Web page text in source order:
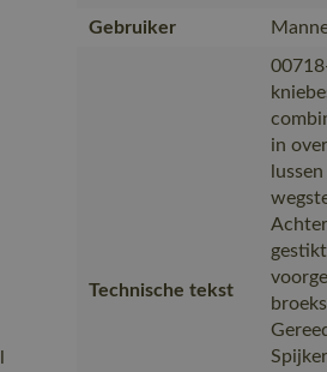
Gebruiker
Technische tekst
in